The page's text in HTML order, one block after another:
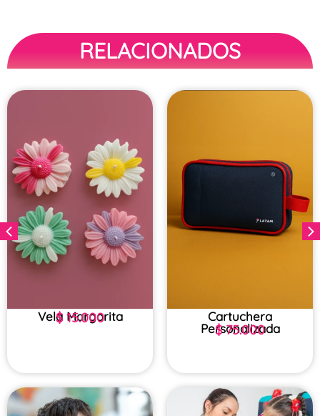
RELACIONADOS
Vela Margarita
$ 15.000
Cartuchera
Personalizada
$75.000